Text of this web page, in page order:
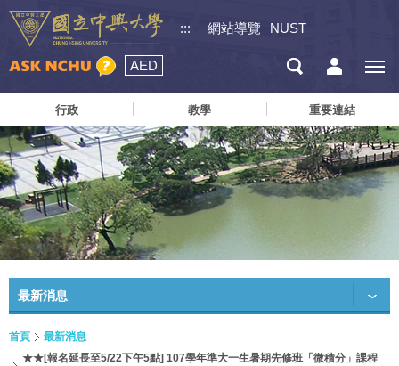
::: 網站導覽 NUST
AED
行政 教學 重要連結
最新消息
首頁
最新消息
★★[報名延長至5/22下午5點] 107學年準大一生暑期先修班「微積分」課程